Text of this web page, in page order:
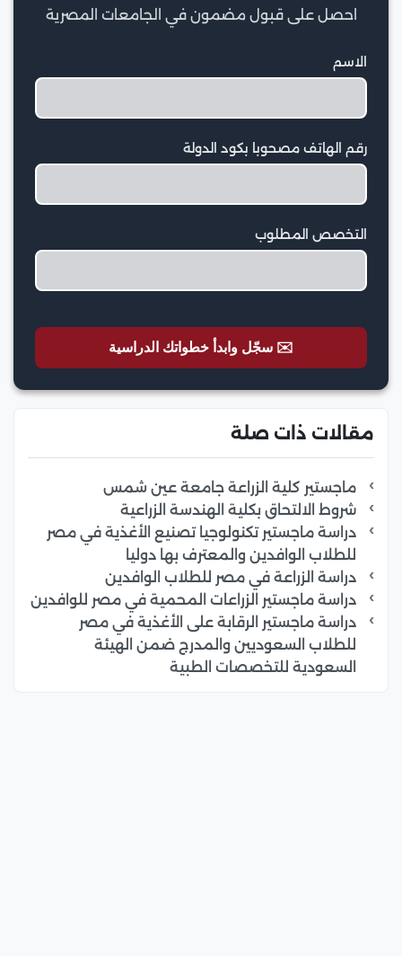
احصل على قبول مضمون في الجامعات المصرية
الاسم
رقم الهاتف مصحوبا بكود الدولة
التخصص المطلوب
✉️ سجّل وابدأ خطواتك الدراسية
مقالات ذات صلة
ماجستير كلية الزراعة جامعة عين شمس
شروط الالتحاق بكلية الهندسة الزراعية
دراسة ماجستير تكنولوجيا تصنيع الأغذية في مصر
للطلاب الوافدين والمعترف بها دوليا
دراسة الزراعة في مصر للطلاب الوافدين
دراسة ماجستير الزراعات المحمية في مصر للوافدين
دراسة ماجستير الرقابة على الأغذية في مصر
للطلاب السعوديين والمدرج ضمن الهيئة
السعودية للتخصصات الطبية